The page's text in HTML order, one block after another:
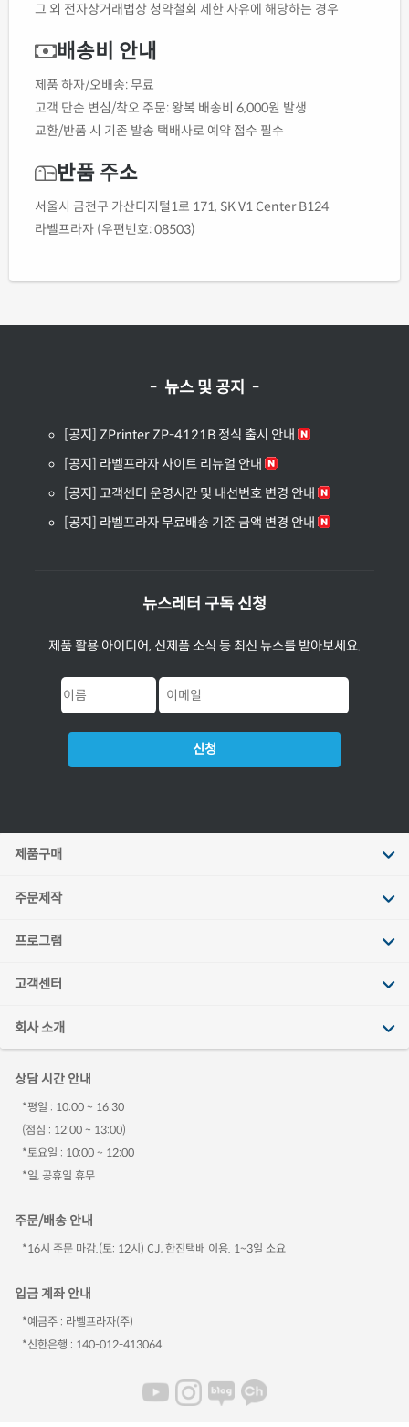
그 외 전자상거래법상 청약철회 제한 사유에 해당하는 경우
배송비 안내
제품 하자/오배송: 무료
고객 단순 변심/착오 주문: 왕복 배송비 6,000원 발생
교환/반품 시 기존 발송 택배사로 예약 접수 필수
반품 주소
서울시 금천구 가산디지털1로 171, SK V1 Center B124
라벨프라자 (우편번호: 08503)
- 뉴스 및 공지 -
[공지] ZPrinter ZP-4121B 정식 출시 안내
[공지] 라벨프라자 사이트 리뉴얼 안내
[공지] 고객센터 운영시간 및 내선번호 변경 안내
[공지] 라벨프라자 무료배송 기준 금액 변경 안내
뉴스레터 구독 신청
제품 활용 아이디어, 신제품 소식 등 최신 뉴스를 받아보세요.
신청
제품구매
주문제작
프로그램
고객센터
회사 소개
상담 시간 안내
*평일 : 10:00 ~ 16:30
(점심 : 12:00 ~ 13:00)
*토요일 : 10:00 ~ 12:00
*일, 공휴일 휴무
주문/배송 안내
*16시 주문 마감.(토: 12시) CJ, 한진택배 이용. 1~3일 소요
입금 계좌 안내
*예금주 : 라벨프라자(주)
*신한은행 : 140-012-413064